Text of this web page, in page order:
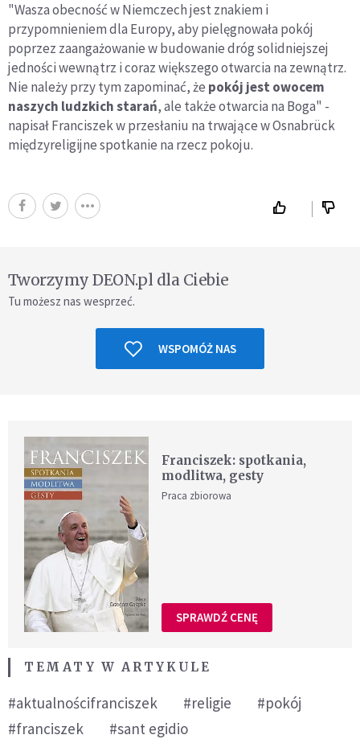
"Wasza obecność w Niemczech jest znakiem i
przypomnieniem dla Europy, aby pielęgnowała pokój
poprzez zaangażowanie w budowanie dróg solidniejszej
jedności wewnątrz i coraz większego otwarcia na zewnątrz.
Nie należy przy tym zapominać, że pokój jest owocem
naszych ludzkich starań, ale także otwarcia na Boga" -
napisał Franciszek w przesłaniu na trwające w Osnabrück
międzyreligijne spotkanie na rzecz pokoju.
Tworzymy DEON.pl dla Ciebie
Tu możesz nas wesprzeć.
WSPOMÓŻ NAS
Franciszek: spotkania,
modlitwa, gesty
Praca zbiorowa
SPRAWDŹ CENĘ
TEMATY W ARTYKULE
#aktualnościfranciszek #religie
#pokój
#franciszek
#sant egidio